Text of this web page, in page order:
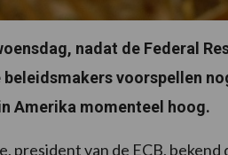
nadat de Federal
voorspellen
Amerika momenteel hoog.
president van de ECB, bekend